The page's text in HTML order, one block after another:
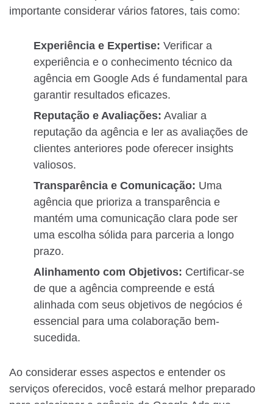
importante considerar vários fatores, tais como:
Experiência e Expertise: Verificar a
experiência e o conhecimento técnico da
agência em Google Ads é fundamental para
garantir resultados eficazes.
Reputação e Avaliações: Avaliar a
reputação da agência e ler as avaliações de
clientes anteriores pode oferecer insights
valiosos.
Transparência e Comunicação: Uma
agência que prioriza a transparência e
mantém uma comunicação clara pode ser
uma escolha sólida para parceria a longo
prazo.
Alinhamento com Objetivos: Certificar-se
de que a agência compreende e está
alinhada com seus objetivos de negócios é
essencial para uma colaboração bem-
sucedida.
Ao considerar esses aspectos e entender os
serviços oferecidos, você estará melhor preparado